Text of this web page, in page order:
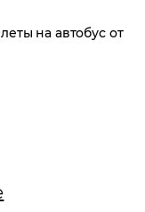
на автобус от